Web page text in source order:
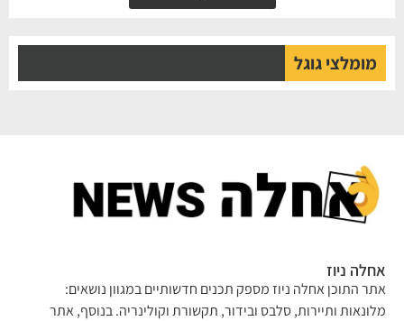
מומלצי גוגל
ניוז
התוכן אחלה ניוז מספק תכנים חדשותיים במגוון נושאים:
ותיירות, סלבס ובידור, תקשורת וקולינריה. בנוסף, אתר